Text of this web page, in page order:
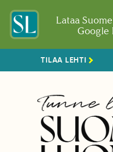
Lataa
Google
TILAA LEHTI